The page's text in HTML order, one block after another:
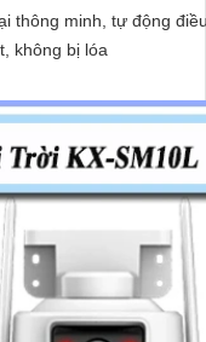
thông minh, tự động
không bị lóa